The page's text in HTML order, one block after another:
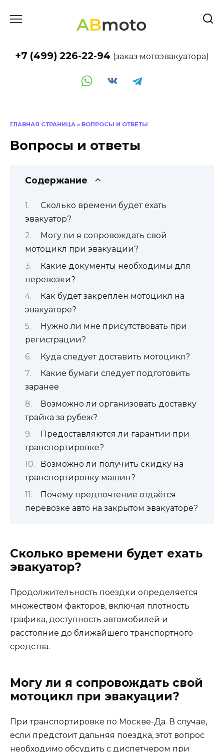
+7 (499) 226-22-94 (заказ мотоэвакуатора)
ГЛАВНАЯ СТРАНИЦА » ВОПРОСЫ И ОТВЕТЫ
Вопросы и ответы
Содержание
Сколько времени будет ехать
эвакуатор?
Могу ли я сопровождать свой
мотоцикл при эвакуации?
Какие документы необходимы для
перевозки?
Как будет закреплен мотоцикл на
эвакуаторе?
Нужно ли мне присутствовать при
регистрации?
Куда следует доставить мотоцикл?
Какие бумаги следует подготовить
заранее
Возможно ли организовать доставку
трайка за рубеж?
Предоставляются ли гарантии при
транспортировке?
Возможно ли получить скидку на
транспортировку машин?
Почему предпочтение отдаётся
перевозке авто на закрытом эвакуаторе?
Сколько времени будет ехать
эвакуатор?
Продолжительность поездки определяется
множеством факторов, включая плотность
трафика, доступность автомобилей и
расстояние до ближайшего транспортного
средства.
Могу ли я сопровождать свой
мотоцикл при эвакуации?
При транспортировке по Москве-Да. В случае,
если предстоит дальняя поездка, этот вопрос
необходимо обсудить с диспетчером при